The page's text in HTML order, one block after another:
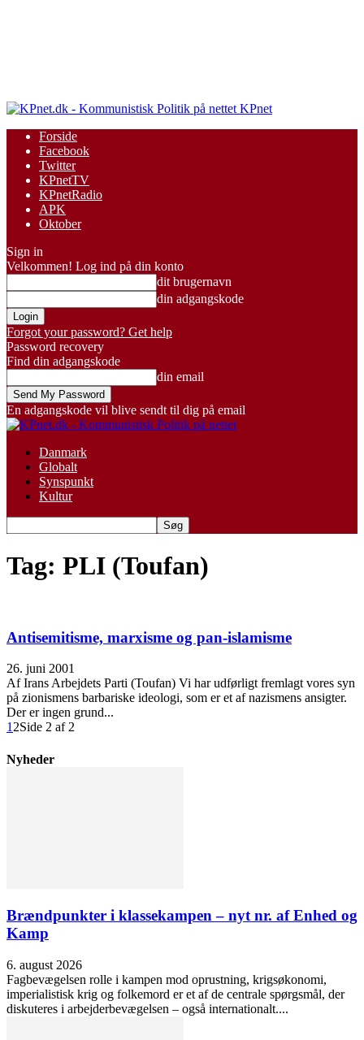
KPnet
Forside
Facebook
Twitter
KPnetTV
KPnetRadio
APK
Oktober
Sign in
Velkommen! Log ind på din konto
dit brugernavn
din adgangskode
Forgot your password? Get help
Password recovery
Find din adgangskode
din email
En adgangskode vil blive sendt til dig på email
Danmark
Globalt
Synspunkt
Kultur
Tag: PLI (Toufan)
Antisemitisme, marxisme og pan-islamisme
26. juni 2001
Af Irans Arbejdets Parti (Toufan) Vi har udførligt fremlagt vores syn
på zionismens barbariske ideologi, som er et af nazismens ansigter.
Der er ingen grund...
1 2Side 2 af 2
Nyheder
Brændpunkter i klassekampen – nyt nr. af Enhed og
Kamp
6. august 2026
Fagbevægelsen rolle i kampen mod oprustning, krigsøkonomi,
imperialistisk krig og folkemord er et af de centrale spørgsmål, der
diskuteres i arbejderbevægelsen – også internationalt....